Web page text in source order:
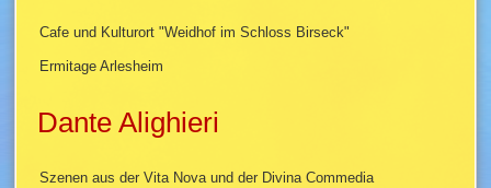
Cafe und Kulturort "Weidhof im Schloss Birseck"
Ermitage Arlesheim
Dante Alighieri
Szenen aus der Vita Nova und der Divina Commedia